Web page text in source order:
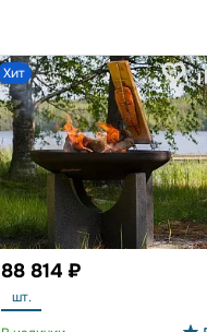
Хит
88 814 ₽
шт.